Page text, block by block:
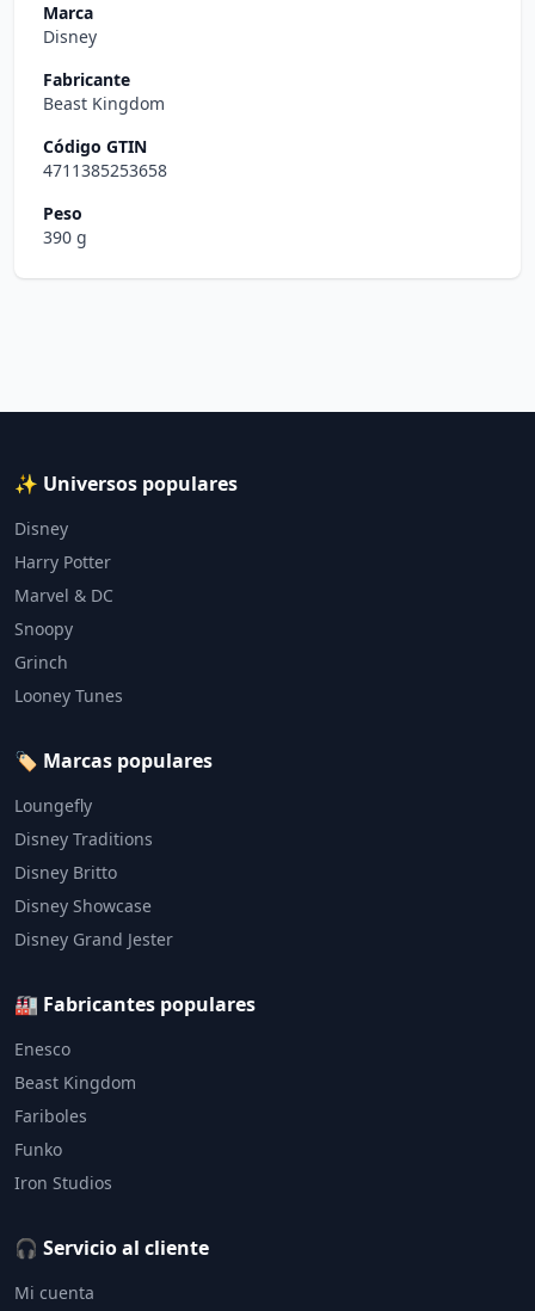
Marca
Disney
Fabricante
Beast Kingdom
Código GTIN
4711385253658
Peso
390 g
✨ Universos populares
Disney
Harry Potter
Marvel & DC
Snoopy
Grinch
Looney Tunes
🏷️ Marcas populares
Loungefly
Disney Traditions
Disney Britto
Disney Showcase
Disney Grand Jester
🏭 Fabricantes populares
Enesco
Beast Kingdom
Fariboles
Funko
Iron Studios
🎧 Servicio al cliente
Mi cuenta